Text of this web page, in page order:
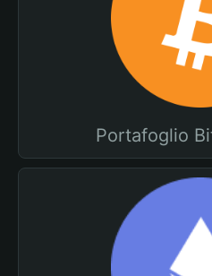
Portafoglio